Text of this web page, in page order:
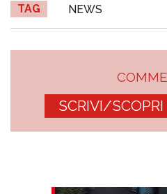
TAG NEWS
SCRIVI/